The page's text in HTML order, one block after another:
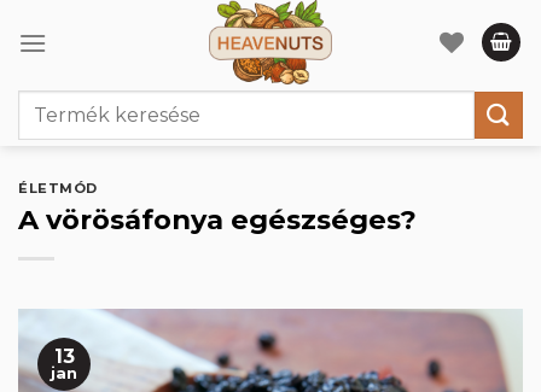
Keresés
ÉLETMÓD
A vörösáfonya egészséges?
13
jan